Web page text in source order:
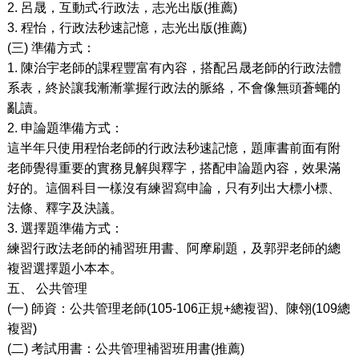
2. 呂晟，互動式‧行政法，志光出版(推薦)
3. 程怡，行政法秒速記憶，志光出版(推薦)
(三) 準備方式：
1. 陳治宇老師的課程豐富有內容，搭配呂晟老師的行政法體
系表，終於讓我漸漸掌握行政法的脈絡，不會像無頭蒼蠅的
亂讀。
2. 申論題準備方式：
這半年只使用程怡老師的行政法秒速記憶，題庫書前面有附
老師覺得重要的實務見解與釋字，搭配申論題內容，效果滿
好的。這個科目一樣沒有練習寫申論，只有列出大標小標、
法條、釋字及決議。
3. 選擇題準備方式：
練習行政法老師的補習班用書、阿摩刷題，及郭羿老師的總
複習選擇題小本本。
五、
公共管理
(一) 師資：公共管理老師(105-106正規+總複習)、陳翎(109總
複習)
(二) 考試用書：公共管理補習班用書(推薦)